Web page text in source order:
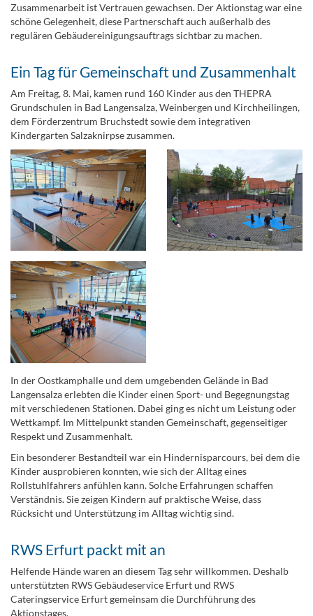
Zusammenarbeit ist Vertrauen gewachsen. Der Aktionstag war eine
schöne Gelegenheit, diese Partnerschaft auch außerhalb des
regulären Gebäudereinigungsauftrags sichtbar zu machen.
Ein Tag für Gemeinschaft und Zusammenhalt
Am Freitag, 8. Mai, kamen rund 160 Kinder aus den THEPRA
Grundschulen in Bad Langensalza, Weinbergen und Kirchheilingen,
dem Förderzentrum Bruchstedt sowie dem integrativen
Kindergarten Salzaknirpse zusammen.
In der Oostkamphalle und dem umgebenden Gelände in Bad
Langensalza erlebten die Kinder einen Sport- und Begegnungstag
mit verschiedenen Stationen. Dabei ging es nicht um Leistung oder
Wettkampf. Im Mittelpunkt standen Gemeinschaft, gegenseitiger
Respekt und Zusammenhalt.
Ein besonderer Bestandteil war ein Hindernisparcours, bei dem die
Kinder ausprobieren konnten, wie sich der Alltag eines
Rollstuhlfahrers anfühlen kann. Solche Erfahrungen schaffen
Verständnis. Sie zeigen Kindern auf praktische Weise, dass
Rücksicht und Unterstützung im Alltag wichtig sind.
RWS Erfurt packt mit an
Helfende Hände waren an diesem Tag sehr willkommen. Deshalb
unterstützten RWS Gebäudeservice Erfurt und RWS
Cateringservice Erfurt gemeinsam die Durchführung des
Aktionstages.